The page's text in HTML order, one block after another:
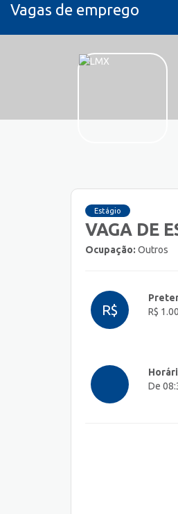
Vagas de emprego
Estágio
VAGA DE
Ocupação: Outros
R$
R$
De